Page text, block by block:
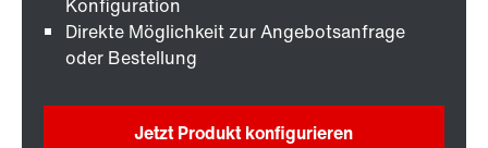
Konfiguration
Direkte Möglichkeit zur Angebotsanfrage
oder Bestellung
Jetzt Produkt konfigurieren